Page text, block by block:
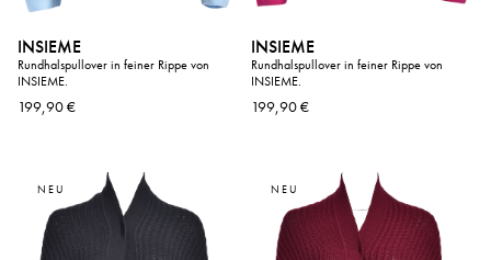
INSIEME
Rundhalspullover in feiner Rippe von
INSIEME.
199,90 €
INSIEME
Rundhalspullover in feiner Rippe von
INSIEME.
199,90 €
NEU NEU